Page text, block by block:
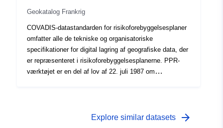
Geokatalog Frankrig
COVADIS-datastandarden for risikoforebyggelsesplaner
omfatter alle de tekniske og organisatoriske
specifikationer for digital lagring af geografiske data, der
er repræsenteret i risikoforebyggelsesplanerne. PPR-
værktøjet er en del af lov af 22. juli 1987 om
Explore similar datasets arrow_forward